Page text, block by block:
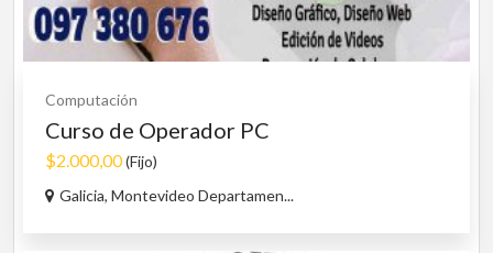
Computación
Curso de Operador PC
$2.000,00(Fijo)
Galicia, Montevideo Departamen...